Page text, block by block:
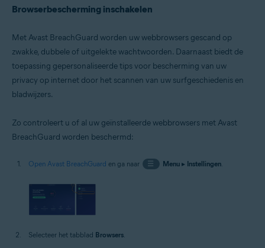
Browserbescherming inschakelen
Met Avast BreachGuard worden uw webbrowsers gescand op
zwakke, dubbele of uitgelekte wachtwoorden. Daarnaast biedt de
toepassing gepersonaliseerde tips voor bescherming van uw
privacy op internet door het scannen van uw surfgeschiedenis en
bladwijzers.
Zo controleert u of al uw geïnstalleerde webbrowsers met Avast
BreachGuard worden beschermd:
Open Avast BreachGuard en ga naar ☰ Menu▸ Instellingen.
Selecteer het tabblad Browsers